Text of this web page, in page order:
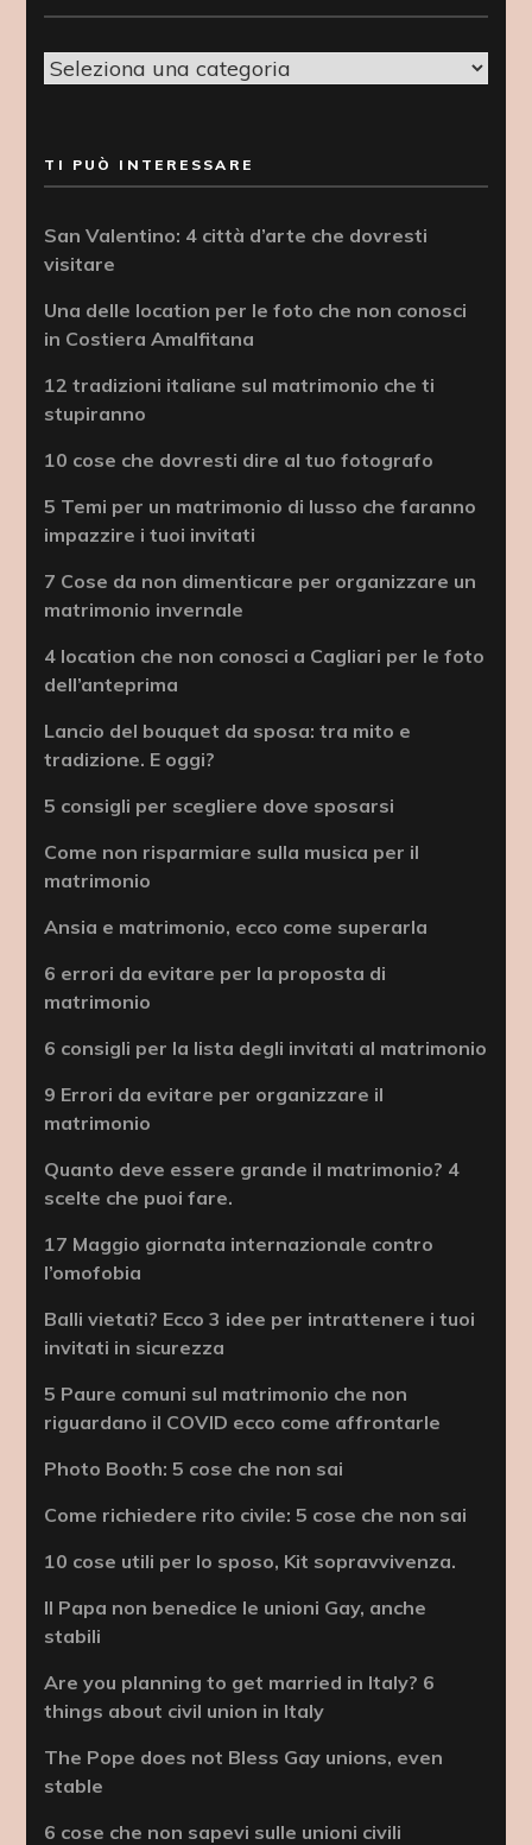
Categorie
TI PUÒ INTERESSARE
San Valentino: 4 città d’arte che dovresti
visitare
Una delle location per le foto che non conosci
in Costiera Amalfitana
12 tradizioni italiane sul matrimonio che ti
stupiranno
10 cose che dovresti dire al tuo fotografo
5 Temi per un matrimonio di lusso che faranno
impazzire i tuoi invitati
7 Cose da non dimenticare per organizzare un
matrimonio invernale
4 location che non conosci a Cagliari per le foto
dell’anteprima
Lancio del bouquet da sposa: tra mito e
tradizione. E oggi?
5 consigli per scegliere dove sposarsi
Come non risparmiare sulla musica per il
matrimonio
Ansia e matrimonio, ecco come superarla
6 errori da evitare per la proposta di
matrimonio
6 consigli per la lista degli invitati al matrimonio
9 Errori da evitare per organizzare il
matrimonio
Quanto deve essere grande il matrimonio? 4
scelte che puoi fare.
17 Maggio giornata internazionale contro
l’omofobia
Balli vietati? Ecco 3 idee per intrattenere i tuoi
invitati in sicurezza
5 Paure comuni sul matrimonio che non
riguardano il COVID ecco come affrontarle
Photo Booth: 5 cose che non sai
Come richiedere rito civile: 5 cose che non sai
10 cose utili per lo sposo, Kit sopravvivenza.
Il Papa non benedice le unioni Gay, anche
stabili
Are you planning to get married in Italy? 6
things about civil union in Italy
The Pope does not Bless Gay unions, even
stable
6 cose che non sapevi sulle unioni civili